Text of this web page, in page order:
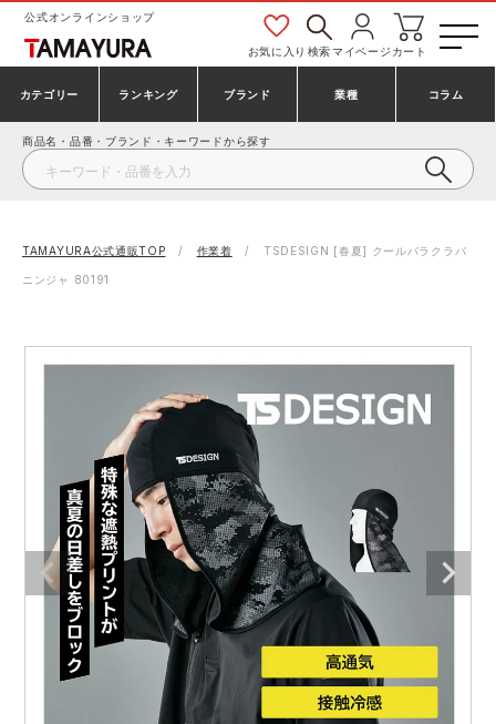
公式オンラインショップ
お気に入り 検索マイページ カート
カテゴリー
安全靴・作業靴
防寒着
作業用手袋
アウトドア・スポーツ
ワークスーツ
コンプレッションウェア
ランキング
安全靴ランキング
安全靴スニーカーランキング
ミズノ安全靴ランキング
作業着ランキング
アウトドアウェアランキング
つなぎランキング
ブランド
アシックス
プーマ コンバース（CONVERSE）
コーコス ジーベック
クロダルマ 桑和
山田辰 クレヒフク
マック
業種
建設・建築作業服
製造・工場作業服
電気・設備作業服
配達・営業作業服
自動車整備士作業服
DIY・日曜大工作業服
コラム
商品名・品番・ブランド・キーワードから探す
TAMAYURA公式通販TOP 作業着 TSDESIGN [春夏] クールバラクラバ
ニンジャ 80191